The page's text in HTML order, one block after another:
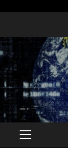
contenido
MENÚ